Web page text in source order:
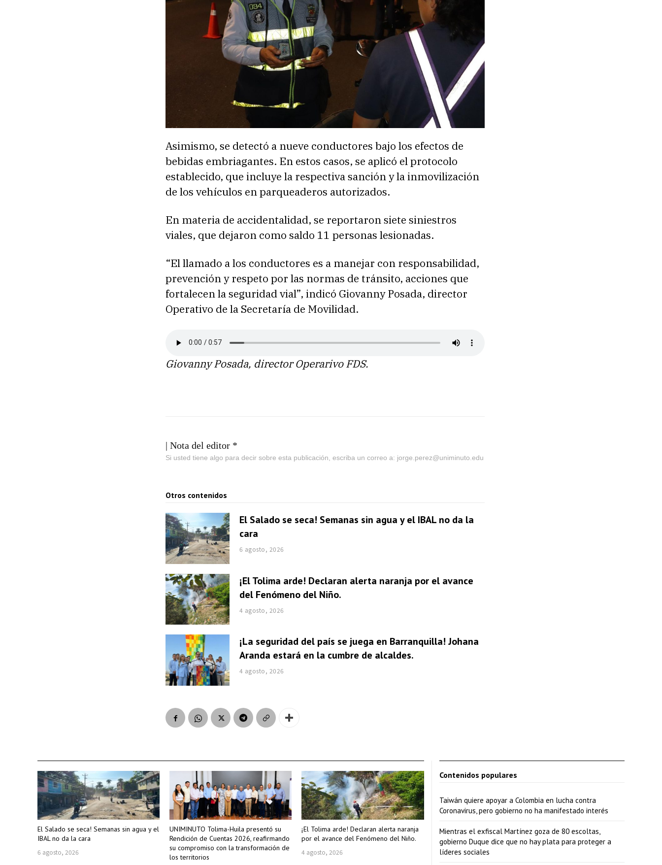
Asimismo, se detectó a nueve conductores bajo los efectos de
bebidas embriagantes. En estos casos, se aplicó el protocolo
establecido, que incluye la respectiva sanción y la inmovilización
de los vehículos en parqueaderos autorizados.
En materia de accidentalidad, se reportaron siete siniestros
viales, que dejaron como saldo 11 personas lesionadas.
“El llamado a los conductores es a manejar con responsabilidad,
prevención y respeto por las normas de tránsito, acciones que
fortalecen la seguridad vial”, indicó Giovanny Posada, director
Operativo de la Secretaría de Movilidad.
Giovanny Posada, director Operarivo FDS.
| Nota del editor *
Si usted tiene algo para decir sobre esta publicación, escriba un correo a: jorge.perez@uniminuto.edu
Otros contenidos
El Salado se seca! Semanas sin agua y el IBAL no da la
cara
6 agosto, 2026
¡El Tolima arde! Declaran alerta naranja por el avance
del Fenómeno del Niño.
4 agosto, 2026
¡La seguridad del país se juega en Barranquilla! Johana
Aranda estará en la cumbre de alcaldes.
4 agosto, 2026
El Salado se seca! Semanas sin agua y el
IBAL no da la cara
6 agosto, 2026
UNIMINUTO Tolima-Huila presentó su
Rendición de Cuentas 2026, reafirmando
su compromiso con la transformación de
los territorios
¡El Tolima arde! Declaran alerta naranja
por el avance del Fenómeno del Niño.
4 agosto, 2026
Contenidos populares
Taiwán quiere apoyar a Colombia en lucha contra
Coronavirus, pero gobierno no ha manifestado interés
Mientras el exfiscal Martínez goza de 80 escoltas,
gobierno Duque dice que no hay plata para proteger a
líderes sociales